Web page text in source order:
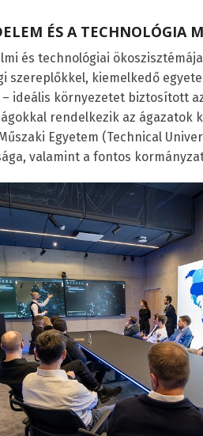
ÉS A TECHNOLÓGIA
és technológiai
szereplőkkel, kiemelkedő
ideális környezetet biztosított
rendelkezik az ágazatok
Egyetem (Technical
valamint a fontos